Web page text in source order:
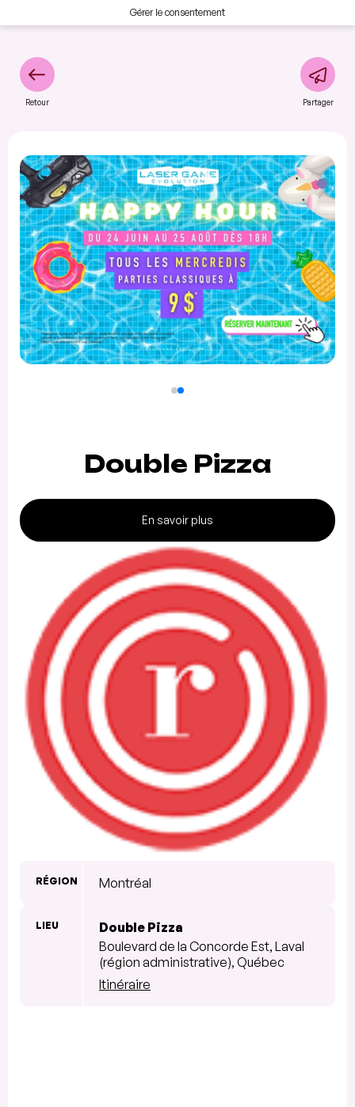
Gérer le consentement
Retour Partager
Double Pizza
En savoir plus
RÉGION Montréal
LIEU
Double Pizza
Boulevard de la Concorde Est, Laval
(région administrative), Québec
Itinéraire